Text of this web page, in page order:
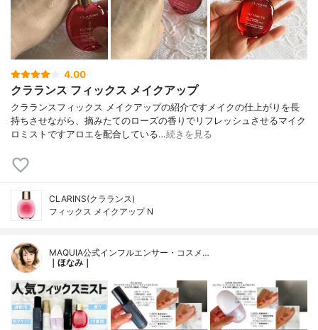
4.00
クラランス フィックス メイクアップ
クラランスフィックス メイクアップの紹介ですメイクの仕上がりを長
持ちさせながら、摘みたてのローズの香りでリフレッシュさせるマイク
ロミストですアロエを配合している…続きを見る
CLARINS(クラランス)
フィックス メイクアップ N
MAQUIA公式インフルエンサー・コスメ…
｜ほなみ｜